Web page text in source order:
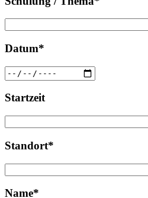
Datum*
Startzeit
Standort*
Name*